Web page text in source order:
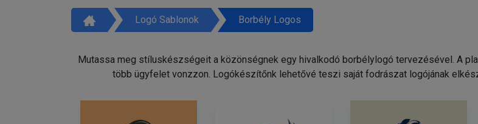
Logó Sablonok Borbély Logos
Mutassa meg stíluskészségeit a közönségnek egy hivalkodó borbélylogó tervezésével. A
több ügyfelet vonzzon. Logókészítőnk lehetővé teszi saját fodrászat logójának